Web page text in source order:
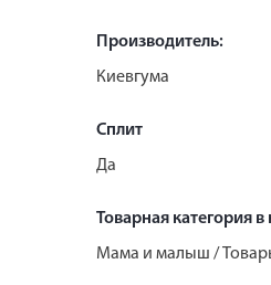
Производитель:
Киевгума
Сплит
Да
Товарная категория в
Мама и малыш /